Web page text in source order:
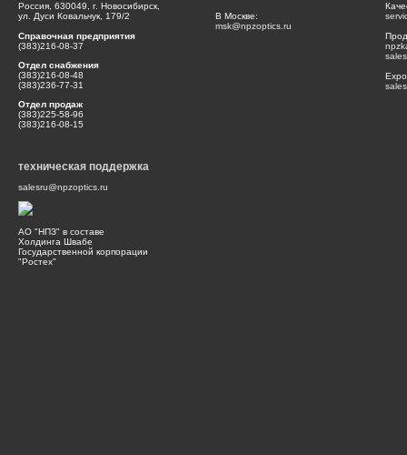
Россия, 630049, г. Новосибирск,
ул. Дуси Ковальчук, 179/2
Справочная предприятия
(383)216-08-37
Отдел снабжения
(383)216-08-48
(383)236-77-31
Отдел продаж
(383)225-58-96
(383)216-08-15
В Москве:
msk@npzoptics.ru
техническая поддержка
salesru@npzoptics.ru
АО "НПЗ" в составе
Холдинга Швабе
Государственной корпорации
"Ростех"